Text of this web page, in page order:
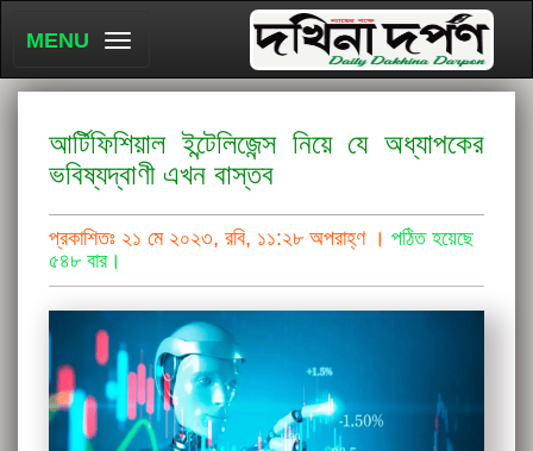
MENU
আর্টিফিশিয়াল ইন্টেলিজেন্স নিয়ে যে অধ্যাপকের
ভবিষ্যদ্বাণী এখন বাস্তব
প্রকাশিতঃ ২১ মে ২০২৩, রবি, ১১:২৮ অপরাহ্ণ । পঠিত হয়েছে
৫৪৮ বার।